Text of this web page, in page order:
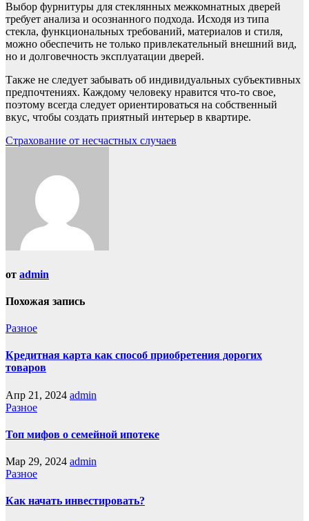
Выбор фурнитуры для стеклянных межкомнатных дверей
требует анализа и осознанного подхода. Исходя из типа
стекла, функциональных требований, материалов и стиля,
можно обеспечить не только привлекательный внешний вид,
но и долговечность эксплуатации дверей.
Также не следует забывать об индивидуальных субъективных
предпочтениях. Каждому человеку нравится что-то свое,
поэтому всегда следует ориентироваться на собственный
вкус, чтобы создать приятный интерьер в квартире.
Навигация
записям
Страхование от несчастных случаев
от admin
Похожая запись
Разное
Кредитная карта как способ приобретения дорогих
товаров
Апр 21, 2024 admin
Разное
Топ мифов о семейной ипотеке
Мар 29, 2024 admin
Разное
Как начать инвестировать?